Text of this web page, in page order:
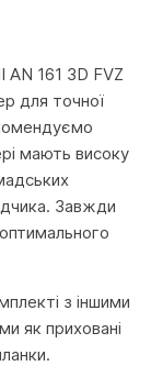
AN 161 3D FVZ
для точної
мають високу
Завжди
з іншими
як приховані